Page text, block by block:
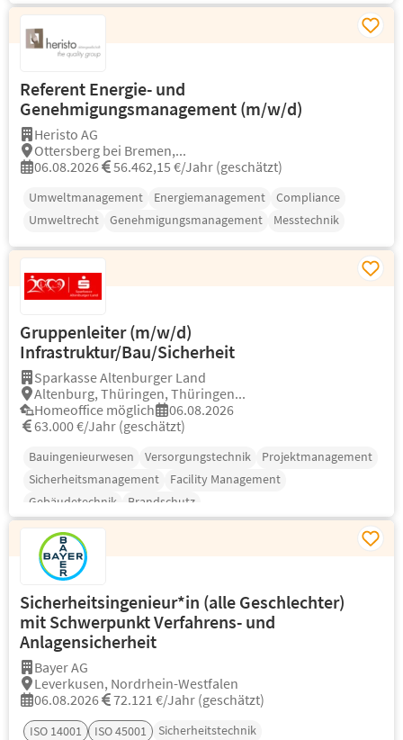
Referent Energie- und
Genehmigungsmanagement (m/w/d)
Heristo AG
Ottersberg bei Bremen,...
06.08.2026
56.462,15 €/Jahr (geschätzt)
Umweltmanagement Energiemanagement
Compliance
Umweltrecht
Genehmigungsmanagement Messtechnik
Gruppenleiter (m/w/d)
Infrastruktur/Bau/Sicherheit
Sparkasse Altenburger Land
Altenburg, Thüringen, Thüringen...
Homeoffice möglich
06.08.2026
63.000 €/Jahr (geschätzt)
Bauingenieurwesen Versorgungstechnik
Projektmanagement
Sicherheitsmanagement
Facility Management
Gebäudetechnik
Brandschutz
Sicherheitsingenieur*in (alle Geschlechter)
mit Schwerpunkt Verfahrens- und
Anlagensicherheit
Bayer AG
Leverkusen, Nordrhein-Westfalen
06.08.2026
72.121 €/Jahr (geschätzt)
ISO 14001 ISO 45001
Sicherheitstechnik